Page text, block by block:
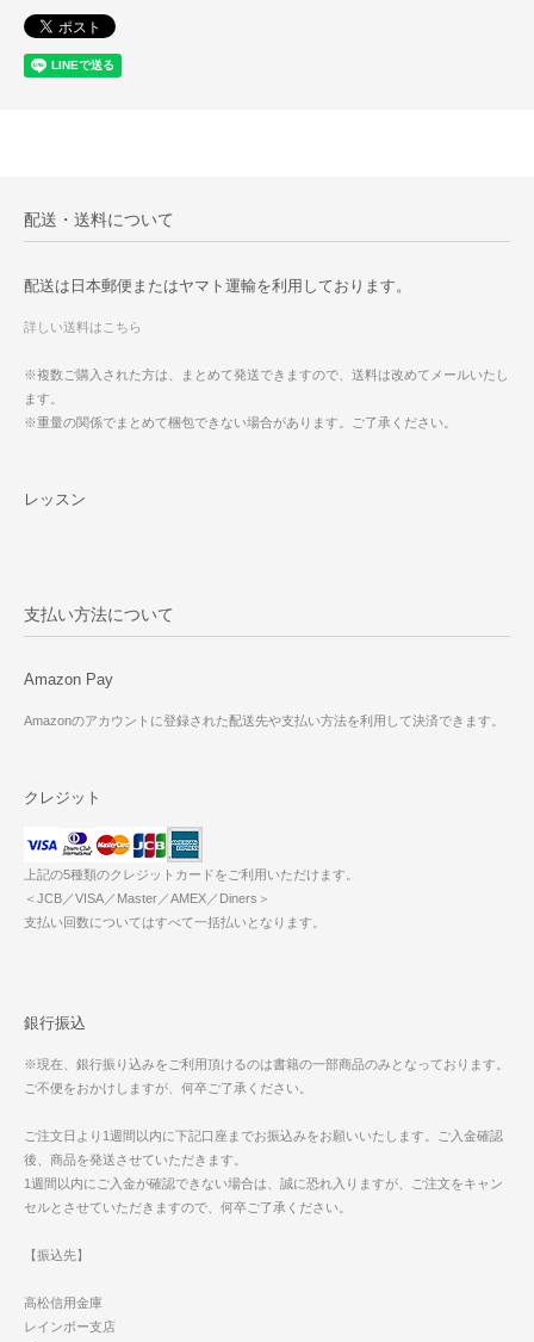
配送・送料について
配送は日本郵便またはヤマト運輸を利用しております。
詳しい送料はこちら
※複数ご購入された方は、まとめて発送できますので、送料は改めてメールいたし
ます。
※重量の関係でまとめて梱包できない場合があります。ご了承ください。
レッスン
支払い方法について
Amazon Pay
Amazonのアカウントに登録された配送先や支払い方法を利用して決済できます。
クレジット
上記の5種類のクレジットカードをご利用いただけます。
＜JCB／VISA／Master／AMEX／Diners＞
支払い回数についてはすべて一括払いとなります。
銀行振込
※現在、銀行振り込みをご利用頂けるのは書籍の一部商品のみとなっております。
ご不便をおかけしますが、何卒ご了承ください。
ご注文日より1週間以内に下記口座までお振込みをお願いいたします。ご入金確認
後、商品を発送させていただきます。
1週間以内にご入金が確認できない場合は、誠に恐れ入りますが、ご注文をキャン
セルとさせていただきますので、何卒ご了承ください。
【振込先】
高松信用金庫
レインボー支店